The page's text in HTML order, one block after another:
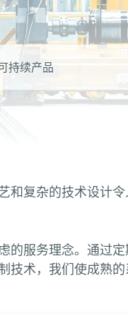
持续产品
复杂的技术设计
服务理念。通过
术，我们使成熟